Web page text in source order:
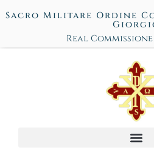
Sacro Militare Ordine
Real